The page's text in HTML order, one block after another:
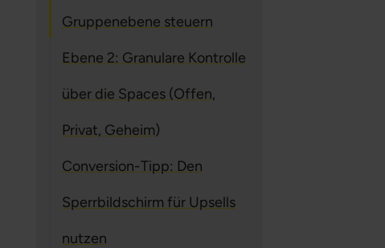
Gruppenebene steuern
Ebene 2: Granulare Kontrolle
über die Spaces (Offen,
Privat, Geheim)
Conversion-Tipp: Den
Sperrbildschirm für Upsells
nutzen